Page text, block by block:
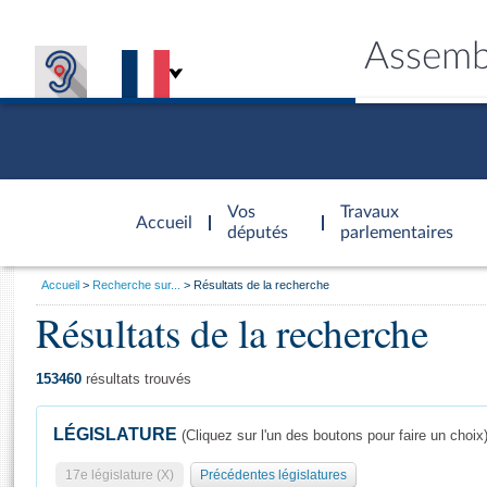
Accueil
d'accueil
Vos
députés
Travaux
parlementaires
Général
Vous
Accueil Recherche sur... Résultats de la recherche
Résultats de la recherche
153460 résultats trouvés
LÉGISLATURE (Cliquez sur l'un des boutons pour faire un choix)
17e législature (X) Précédentes législatures